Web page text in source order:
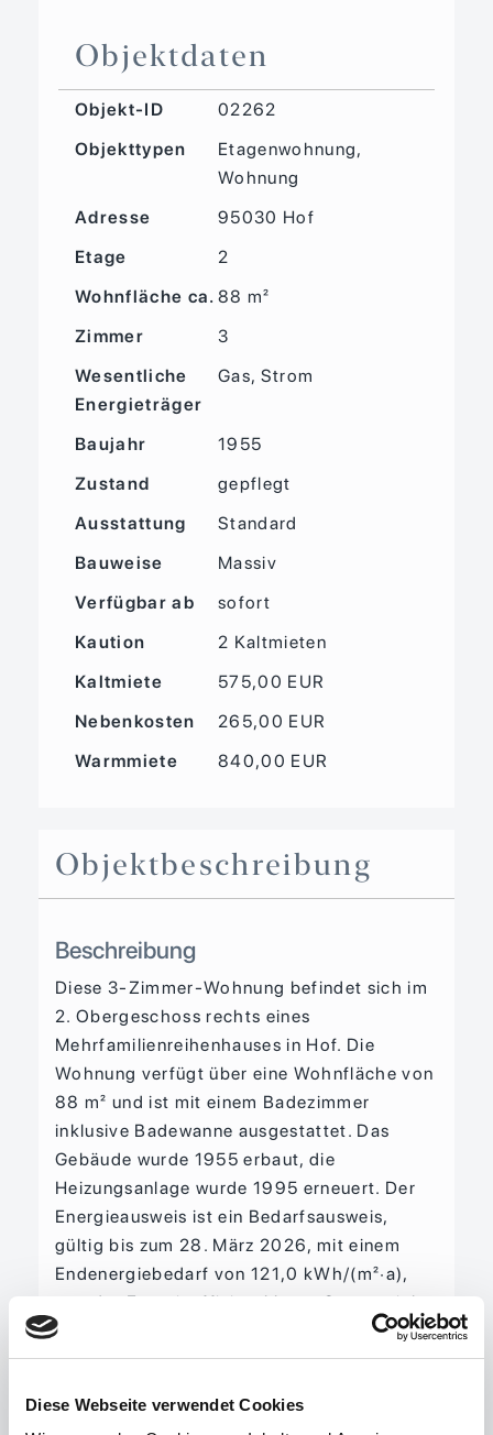
Diese Webseite verwendet Cookies
Objektdaten
Objekt-ID
02262
Objekttypen
Etagenwohnung,
Wohnung
Adresse
95030 Hof
Etage
2
Wohnfläche ca. 88 m²
Zimmer
3
Wesentliche
Energieträger
Gas, Strom
Baujahr
1955
Zustand
gepflegt
Ausstattung
Standard
Bauweise
Massiv
Verfügbar ab
sofort
Kaution
2 Kaltmieten
Kaltmiete
575,00 EUR
Nebenkosten
265,00 EUR
Warmmiete
840,00 EUR
Objekt­beschreibung
Beschreibung
Diese 3-Zimmer-Wohnung befindet sich im
2. Obergeschoss rechts eines
Mehrfamilienreihenhauses in Hof. Die
Wohnung verfügt über eine Wohnfläche von
88 m² und ist mit einem Badezimmer
inklusive Badewanne ausgestattet. Das
Gebäude wurde 1955 erbaut, die
Heizungsanlage wurde 1995 erneuert. Der
Energieausweis ist ein Bedarfsausweis,
gültig bis zum 28. März 2026, mit einem
Endenergiebedarf von 121,0 kWh/(m²·a),
was der Energieeffizienzklasse C entspricht.
Die primären Energieträger für Heizung und
Warmwasser sind Erdgas und Elektrizität.
werden.